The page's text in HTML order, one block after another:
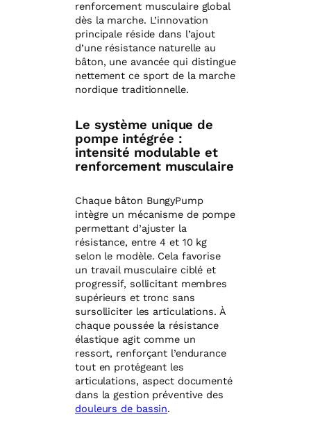
renforcement musculaire global
dès la marche. L’innovation
principale réside dans l’ajout
d’une résistance naturelle au
bâton, une avancée qui distingue
nettement ce sport de la marche
nordique traditionnelle.
Le système unique de
pompe intégrée :
intensité modulable et
renforcement musculaire
Chaque bâton BungyPump
intègre un mécanisme de pompe
permettant d’ajuster la
résistance, entre 4 et 10 kg
selon le modèle. Cela favorise
un travail musculaire ciblé et
progressif, sollicitant membres
supérieurs et tronc sans
sursolliciter les articulations. À
chaque poussée la résistance
élastique agit comme un
ressort, renforçant l’endurance
tout en protégeant les
articulations, aspect documenté
dans la gestion préventive des
douleurs de bassin.